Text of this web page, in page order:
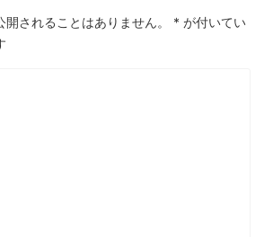
開されることはありません。 * が付いてい